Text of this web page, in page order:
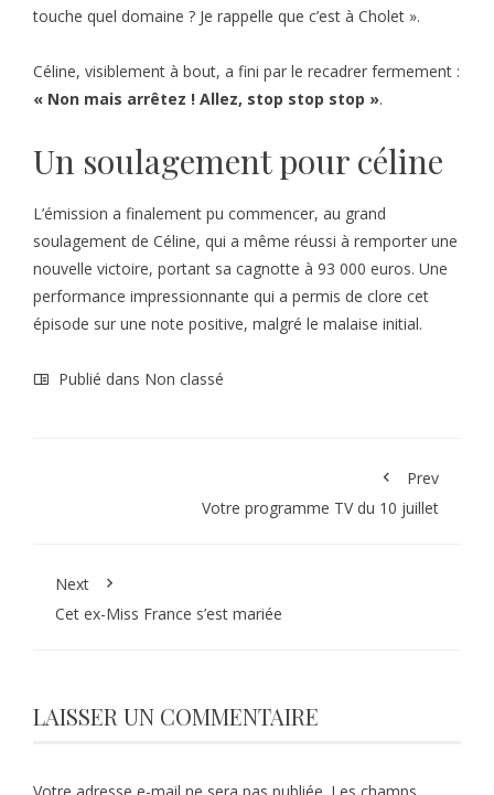
touche quel domaine ? Je rappelle que c’est à Cholet ».
Céline, visiblement à bout, a fini par le recadrer fermement :
« Non mais arrêtez ! Allez, stop stop stop ».
Un soulagement pour céline
L’émission a finalement pu commencer, au grand
soulagement de Céline, qui a même réussi à remporter une
nouvelle victoire, portant sa cagnotte à 93 000 euros. Une
performance impressionnante qui a permis de clore cet
épisode sur une note positive, malgré le malaise initial.
Publié dans Non classé
Prev
Votre programme TV du 10 juillet
Next
Cet ex-Miss France s’est mariée
LAISSER UN COMMENTAIRE
Votre adresse e-mail ne sera pas publiée. Les champs